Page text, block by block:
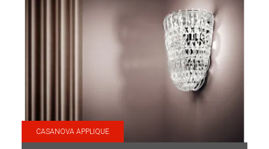
CASANOVA APPLIQUE